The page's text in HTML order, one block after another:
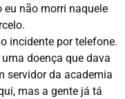
não morri naquele
incidente por telefone.
doença que dava
servidor da academia
mas a gente já tá